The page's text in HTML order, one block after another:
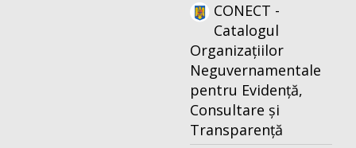
CONECT -
Catalogul
Organizațiilor
Neguvernamentale
pentru Evidență,
Consultare și
Transparență